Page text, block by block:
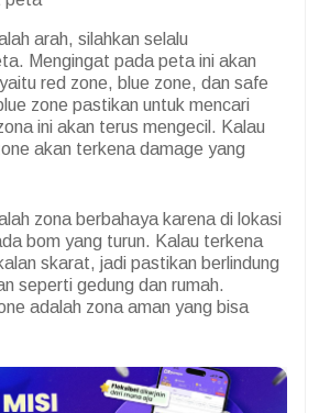
arah, silahkan selalu
Mengingat pada peta ini akan
red zone, blue zone, dan safe
zone pastikan untuk mencari
ini akan terus mengecil. Kalau
akan terkena damage yang
zona berbahaya karena di lokasi
bom yang turun. Kalau terkena
skarat, jadi pastikan berlindung
seperti gedung dan rumah.
adalah zona aman yang bisa